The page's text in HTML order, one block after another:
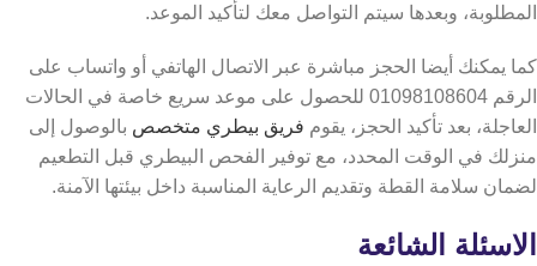
المطلوبة، وبعدها سيتم التواصل معك لتأكيد الموعد.
كما يمكنك أيضا الحجز مباشرة عبر الاتصال الهاتفي أو واتساب على
الرقم 01098108604 للحصول على موعد سريع خاصة في الحالات
العاجلة، بعد تأكيد الحجز، يقوم فريق بيطري متخصص بالوصول إلى
منزلك في الوقت المحدد، مع توفير الفحص البيطري قبل التطعيم
لضمان سلامة القطة وتقديم الرعاية المناسبة داخل بيئتها الآمنة.
الاسئلة الشائعة